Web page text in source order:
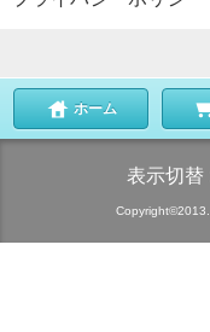
ホーム
表示切替